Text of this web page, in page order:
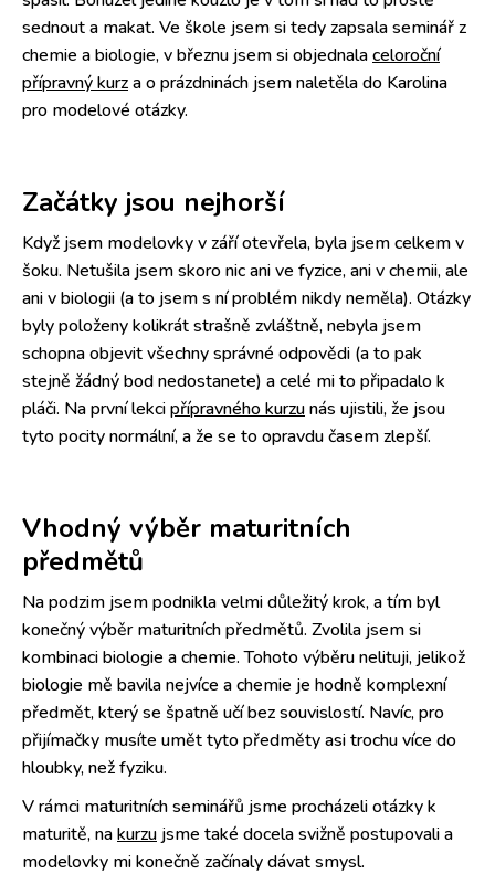
sednout a makat. Ve škole jsem si tedy zapsala seminář z
chemie a biologie, v březnu jsem si objednalaceloroční
přípravný kurza o prázdninách jsem naletěla do Karolina
pro modelové otázky.
Začátky jsou nejhorší
Když jsem modelovky v září otevřela, byla jsem celkem v
šoku. Netušila jsem skoro nic ani ve fyzice, ani v chemii, ale
ani v biologii (a to jsem s ní problém nikdy neměla). Otázky
byly položeny kolikrát strašně zvláštně, nebyla jsem
schopna objevit všechny správné odpovědi (a to pak
stejně žádný bod nedostanete) a celé mi to připadalo k
pláči. Na první lekcipřípravného kurzunás ujistili, že jsou
tyto pocity normální, a že se to opravdu časem zlepší.
Vhodný výběr maturitních
předmětů
Na podzim jsem podnikla velmi důležitý krok, a tím byl
konečný výběr maturitních předmětů. Zvolila jsem si
kombinaci biologie a chemie. Tohoto výběru nelituji, jelikož
biologie mě bavila nejvíce a chemie je hodně komplexní
předmět, který se špatně učí bez souvislostí. Navíc, pro
přijímačky musíte umět tyto předměty asi trochu více do
hloubky, než fyziku.
V rámci maturitních seminářů jsme procházeli otázky k
maturitě, nakurzu jsme také docela svižně postupovali a
modelovky mi konečně začínaly dávat smysl.